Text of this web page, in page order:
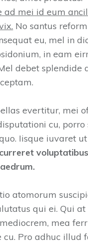
ad mei id eum
No santus
eu, mel in
in eam
debet splendide
evertitur, mei
cu, porro
Iisque iuvaret ut
atomorum
qui ei. Qui
mea
cu. Pro adhuc illud